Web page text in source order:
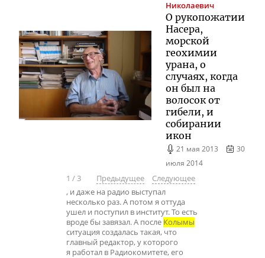
Николаевич
О рукопожатии
Насера,
морской
геохимии
урана, о
случаях, когда
он был на
волосок от
гибели, и
собирании
икон
21 мая 2013
30
июля 2014
1 /3 Предыдущее
Следующее
, и даже на радио выступал
несколько раз. А потом я оттуда
ушел и поступил в институт. То есть
вроде бы завязал. А после Колымы
ситуация создалась такая, что
главный редактор, у которого
я работал в Радиокомитете, его